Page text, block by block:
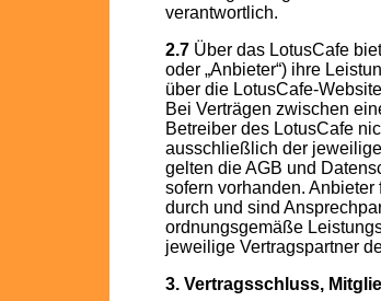
verantwortlich.
2.7 Über das LotusCafe
oder „Anbieter“) ihre
über die LotusCafe-
Bei Verträgen zwischen
Betreiber des LotusCafe
ausschließlich der
gelten die AGB und
sofern vorhanden.
durch und sind
ordnungsgemäße
jeweilige Vertragspartner
3. Vertragsschluss,